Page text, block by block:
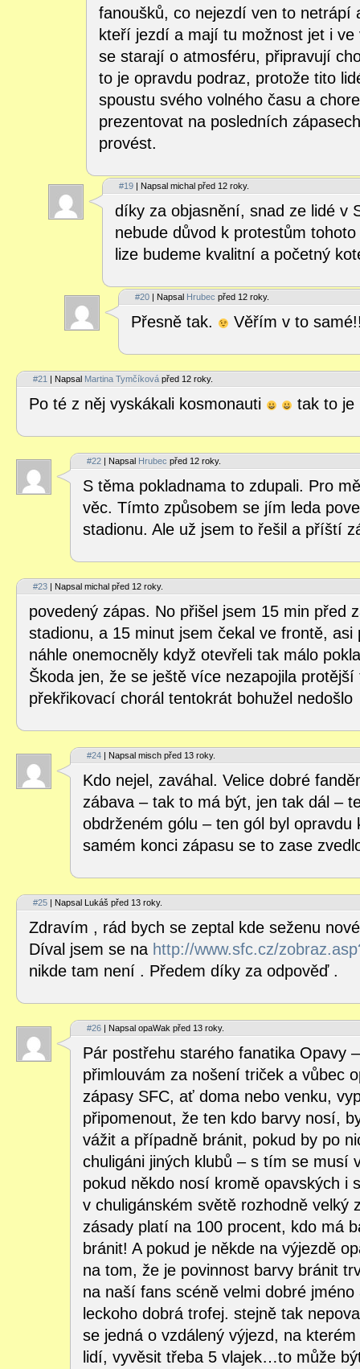
fanoušků, co nejezdí ven to netrápí
kteří jezdí a mají tu možnost jet i
se starají o atmosféru, připravují
to je opravdu podraz, protože tito
spoustu svého volného času a
prezentovat na posledních
provést.
#19 | Napsal michal před 12 roky.
díky za objasnění, snad ze lidé v
nebude důvod k protestům
lize budeme kvalitní a početný
#20 | Napsal Hrubec před 12 roky.
Přesně tak. Věřím v to
#21 | Napsal Martina Tymčíková před 12 roky.
Po té z něj vyskákali kosmonauti tak to je
#22 | Napsal Hrubec před 12 roky.
S těma pokladnama to zdupali. Pro
věc. Tímto způsobem se jím leda
stadionu. Ale už jsem to řešil a příští
#23 | Napsal michal před 12 roky.
povedený zápas. No přišel jsem 15 min před
stadionu, a 15 minut jsem čekal ve frontě, asi
náhle onemocněly když otevřeli tak málo
Škoda jen, že se ještě více nezapojila protější
překřikovací chorál tentokrát bohužel nedošlo
#24 | Napsal misch před 13 roky.
Kdo nejel, zaváhal. Velice dobré
zábava – tak to má být, jen tak dál –
obdrženém gólu – ten gól byl
samém konci zápasu se to zase
#25 | Napsal Lukáš před 13 roky.
Zdravím , rád bych se zeptal kde seženu
Díval jsem se na http://www.sfc.cz/
nikde tam není . Předem díky za odpověď .
#26 | Napsal opaWak před 13 roky.
Pár postřehu starého fanatika Opavy
přimlouvám za nošení triček a vůbec
zápasy SFC, ať doma nebo venku,
připomenout, že ten kdo barvy nosí,
vážit a případně bránit, pokud by po
chuligáni jiných klubů – s tím se musí
pokud někdo nosí kromě opavských i
v chuligánském světě rozhodně velký
zásady platí na 100 procent, kdo má
bránit! A pokud je někde na výjezdě
na tom, že je povinnost barvy bránit
na naší fans scéně velmi dobré
leckoho dobrá trofej. stejně tak
se jedná o vzdálený výjezd, na
lidí, vyvěsit třeba 5 vlajek…to může